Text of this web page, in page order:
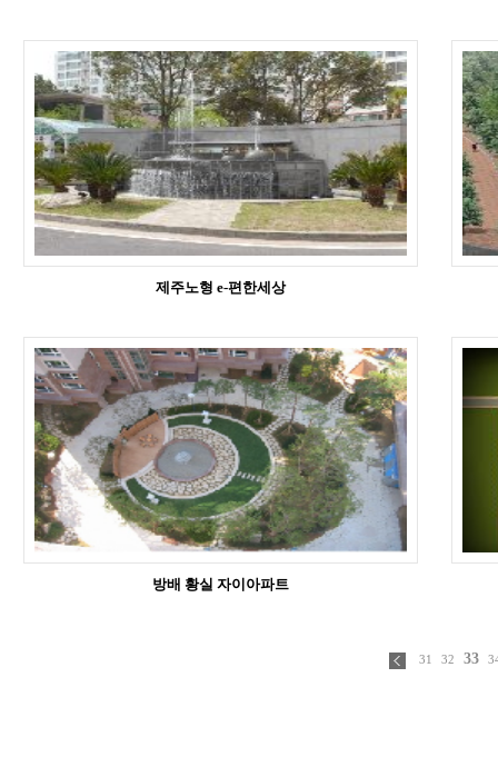
제주노형 e-편한세상
방배 황실 자이아파트
31 32 33